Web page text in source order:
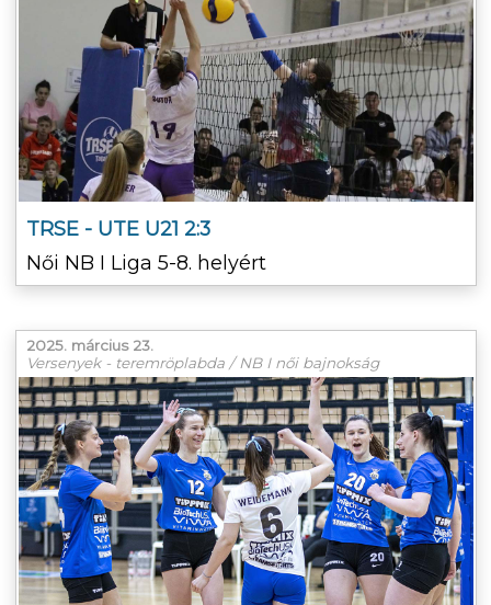
TRSE - UTE U21 2:3
Női NB I Liga 5-8. helyért
2025. március 23.
Versenyek - teremröplabda / NB I női bajnokság